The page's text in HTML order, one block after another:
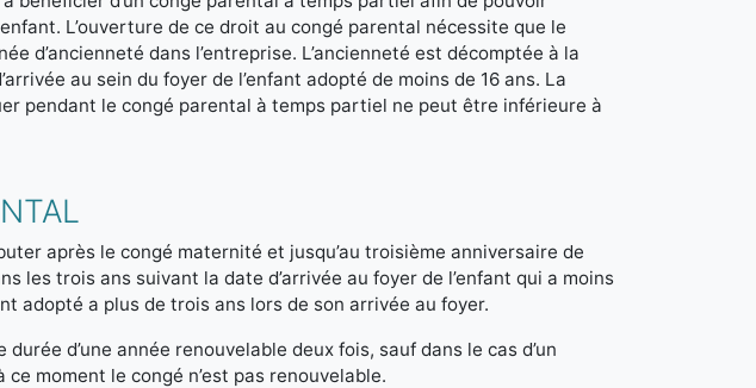
L’ouverture de ce droit au congé parental nécessite que le
d’ancienneté dans l’entreprise. L’ancienneté est décomptée à la
au sein du foyer de l’enfant adopté de moins de 16 ans. La
pendant le congé parental à temps partiel ne peut être inférieure à
après le congé maternité et jusqu’au troisième anniversaire de
les trois ans suivant la date d’arrivée au foyer de l’enfant qui a moins
adopté a plus de trois ans lors de son arrivée au foyer.
d’une année renouvelable deux fois, sauf dans le cas d’un
moment le congé n’est pas renouvelable.